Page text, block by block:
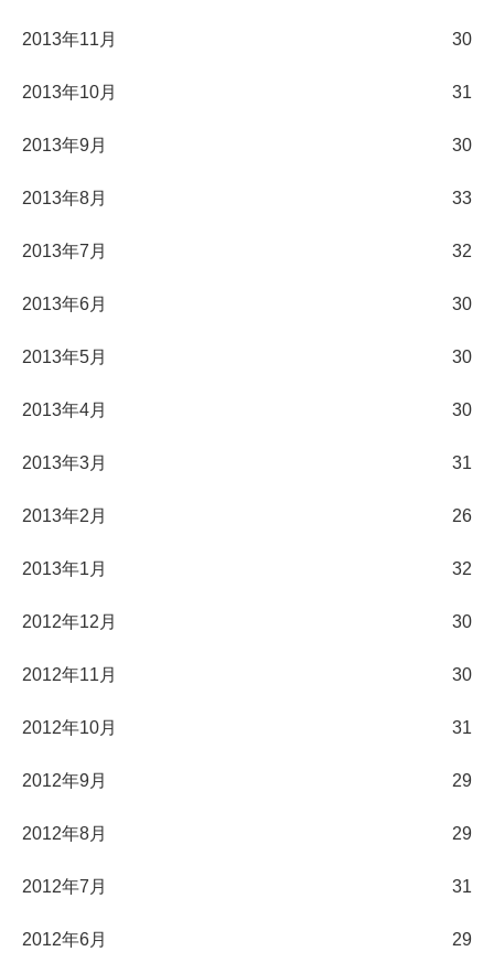
2013年11月 30
2013年10月 31
2013年9月 30
2013年8月 33
2013年7月 32
2013年6月 30
2013年5月 30
2013年4月 30
2013年3月 31
2013年2月 26
2013年1月 32
2012年12月 30
2012年11月 30
2012年10月 31
2012年9月 29
2012年8月 29
2012年7月 31
2012年6月 29